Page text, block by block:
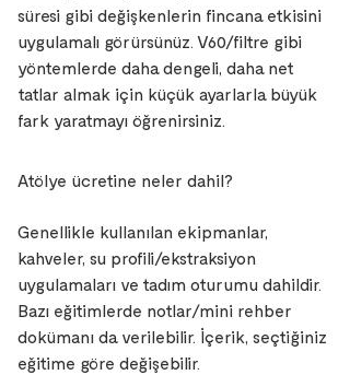
süresi gibi değişkenlerin fincana etkisini
uygulamalı görürsünüz. V60/filtre gibi
yöntemlerde daha dengeli, daha net
tatlar almak için küçük ayarlarla büyük
fark yaratmayı öğrenirsiniz.
Atölye ücretine neler dahil?
Genellikle kullanılan ekipmanlar,
kahveler, su profili/ekstraksiyon
uygulamaları ve tadım oturumu dahildir.
Bazı eğitimlerde notlar/mini rehber
dokümanı da verilebilir. İçerik, seçtiğiniz
eğitime göre değişebilir.